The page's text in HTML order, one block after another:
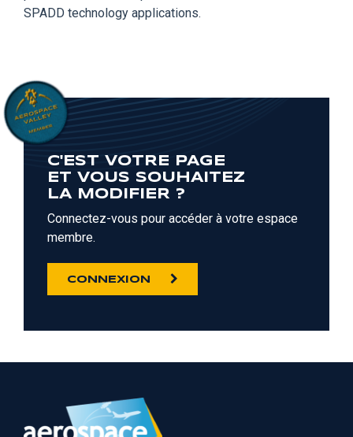
SPADD technology applications.
C'EST VOTRE PAGE
ET VOUS SOUHAITEZ
LA MODIFIER ?
Connectez-vous pour accéder à votre espace
membre.
CONNEXION